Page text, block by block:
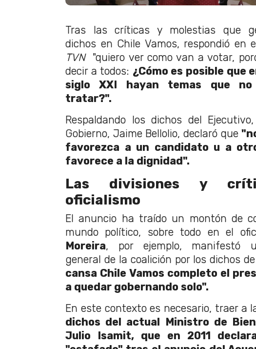
Tras las críticas y molestias que
dichos en Chile Vamos, respondió en
TVN "quiero ver como van a votar,
decir a todos: ¿Cómo es posible que
siglo XXI hayan temas que no
tratar?".
Respaldando los dichos del
Gobierno, Jaime Bellolio, declaró que
favorezca a un candidato u a
favorece a la dignidad".
Las divisiones y
oficialismo
El anuncio ha traído un montón de
mundo político, sobre todo en el
Moreira, por ejemplo, manifestó
general de la coalición por los dichos
cansa Chile Vamos completo el
a quedar gobernando solo".
En este contexto es necesario, traer a
dichos del actual Ministro de
Julio Isamit, que en 2011